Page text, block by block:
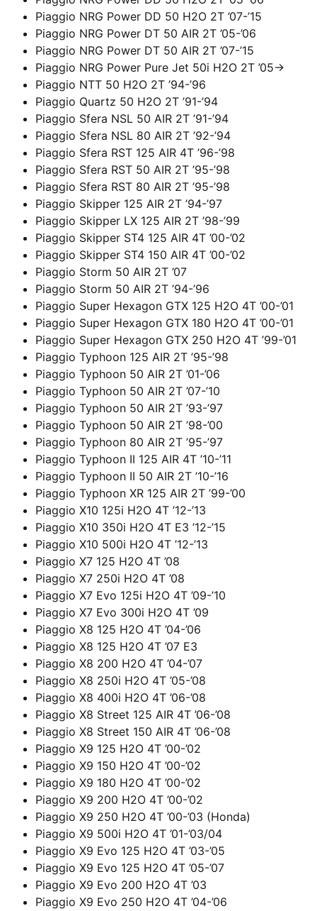
Piaggio NRG Power DD 50 H2O 2T ’07-’15
Piaggio NRG Power DT 50 AIR 2T ’05-’06
Piaggio NRG Power DT 50 AIR 2T ’07-’15
Piaggio NRG Power Pure Jet 50i H2O 2T ’05->
Piaggio NTT 50 H2O 2T ’94-’96
Piaggio Quartz 50 H2O 2T ’91-’94
Piaggio Sfera NSL 50 AIR 2T ’91-’94
Piaggio Sfera NSL 80 AIR 2T ’92-’94
Piaggio Sfera RST 125 AIR 4T ’96-’98
Piaggio Sfera RST 50 AIR 2T ’95-’98
Piaggio Sfera RST 80 AIR 2T ’95-’98
Piaggio Skipper 125 AIR 2T ’94-’97
Piaggio Skipper LX 125 AIR 2T ’98-’99
Piaggio Skipper ST4 125 AIR 4T ’00-’02
Piaggio Skipper ST4 150 AIR 4T ’00-’02
Piaggio Storm 50 AIR 2T ’07
Piaggio Storm 50 AIR 2T ’94-’96
Piaggio Super Hexagon GTX 125 H2O 4T ’00-’01
Piaggio Super Hexagon GTX 180 H2O 4T ’00-’01
Piaggio Super Hexagon GTX 250 H2O 4T ’99-’01
Piaggio Typhoon 125 AIR 2T ’95-’98
Piaggio Typhoon 50 AIR 2T ’01-’06
Piaggio Typhoon 50 AIR 2T ’07-’10
Piaggio Typhoon 50 AIR 2T ’93-’97
Piaggio Typhoon 50 AIR 2T ’98-’00
Piaggio Typhoon 80 AIR 2T ’95-’97
Piaggio Typhoon II 125 AIR 4T ’10-’11
Piaggio Typhoon II 50 AIR 2T ’10-’16
Piaggio Typhoon XR 125 AIR 2T ’99-’00
Piaggio X10 125i H2O 4T ’12-’13
Piaggio X10 350i H2O 4T E3 ’12-’15
Piaggio X10 500i H2O 4T ’12-’13
Piaggio X7 125 H2O 4T ’08
Piaggio X7 250i H2O 4T ’08
Piaggio X7 Evo 125i H2O 4T ’09-’10
Piaggio X7 Evo 300i H2O 4T ’09
Piaggio X8 125 H2O 4T ’04-’06
Piaggio X8 125 H2O 4T ’07 E3
Piaggio X8 200 H2O 4T ’04-’07
Piaggio X8 250i H2O 4T ’05-’08
Piaggio X8 400i H2O 4T ’06-’08
Piaggio X8 Street 125 AIR 4T ’06-’08
Piaggio X8 Street 150 AIR 4T ’06-’08
Piaggio X9 125 H2O 4T ’00-’02
Piaggio X9 150 H2O 4T ’00-’02
Piaggio X9 180 H2O 4T ’00-’02
Piaggio X9 200 H2O 4T ’00-’02
Piaggio X9 250 H2O 4T ’00-’03 (Honda)
Piaggio X9 500i H2O 4T ’01-’03/04
Piaggio X9 Evo 125 H2O 4T ’03-’05
Piaggio X9 Evo 125 H2O 4T ’05-’07
Piaggio X9 Evo 200 H2O 4T ’03
Piaggio X9 Evo 250 H2O 4T ’04-’06